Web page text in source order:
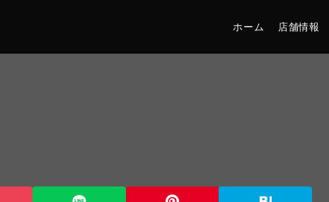
ホーム 店舗情報